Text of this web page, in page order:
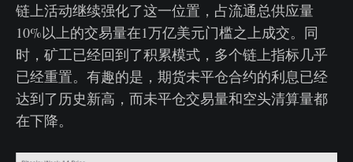
链上活动继续强化了这一位置，占流通总供应量
10%以上的交易量在1万亿美元门槛之上成交。同
时，矿工已经回到了积累模式，多个链上指标几乎
已经重置。有趣的是，期货未平仓合约的利息已经
达到了历史新高，而未平仓交易量和空头清算量都
在下降。